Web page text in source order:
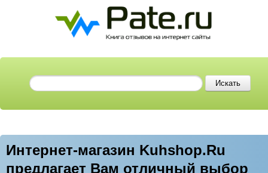
Интернет-магазин Kuhshop.Ru
предлагает Вам отличный выбор